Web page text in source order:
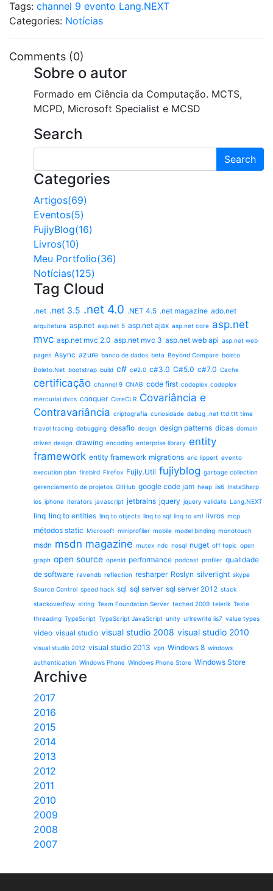
Tags: channel 9 evento Lang.NEXT
Categories: Notícias
Comments (0)
Sobre o autor
Formado em Ciência da Computação. MCTS,
MCPD, Microsoft Specialist e MCSD
Search
Search
Categories
Artigos(69)
Eventos(5)
FujiyBlog(16)
Livros(10)
Meu Portfolio(36)
Notícias(125)
Tag Cloud
.net .net 3.5 .net 4.0 .NET 4.5 .net magazine ado.net
arquitetura asp.net asp.net 5 asp.net ajax asp.net core asp.net
mvc asp.net mvc 2.0 asp.net mvc 3 asp.net web api asp.net web
pages Async azure banco de dados beta Beyond Compare boleto
Boleto.Net bootstrap build c# c#2.0 c#3.0 C#5.0 c#7.0 Cache
certificação channel 9 CNAB code first codeplex codeplex
mercurial dvcs conquer CoreCLR Covariância e
Contravariância criptografia curiosidade debug .net ttd ttt time
travel tracing debugging desafio design design patterns dicas domain
driven design drawing encoding enterprise library entity
framework entity framework migrations eric lippert evento
execution plan firebird Firefox Fujiy.Util fujiyblog garbage collection
gerenciamento de projetos GitHub google code jam heap iis6 InstaSharp
ios iphone iterators javascript jetbrains jquery jquery validate Lang.NEXT
linq linq to entities linq to objects linq to sql linq to xml livros mcp
métodos static Microsoft miniprofiler mobile model binding monotouch
msdn msdn magazine mutex ndc nosql nuget off topic open
graph open source openid performance podcast profiler qualidade
de software ravendb reflection resharper Roslyn silverlight skype
Source Control speed hack sql sql server sql server 2012 stack
stackoverflow string Team Foundation Server teched 2009 telerik Teste
threading TypeScript TypeScript JavaScript unity urlrewrite iis7 value types
video visual studio visual studio 2008 visual studio 2010
visual studio 2012 visual studio 2013 vpn Windows 8 windows
authentication Windows Phone Windows Phone Store Windows Store
Archive
2017
2016
2015
2014
2013
2012
2011
2010
2009
2008
2007